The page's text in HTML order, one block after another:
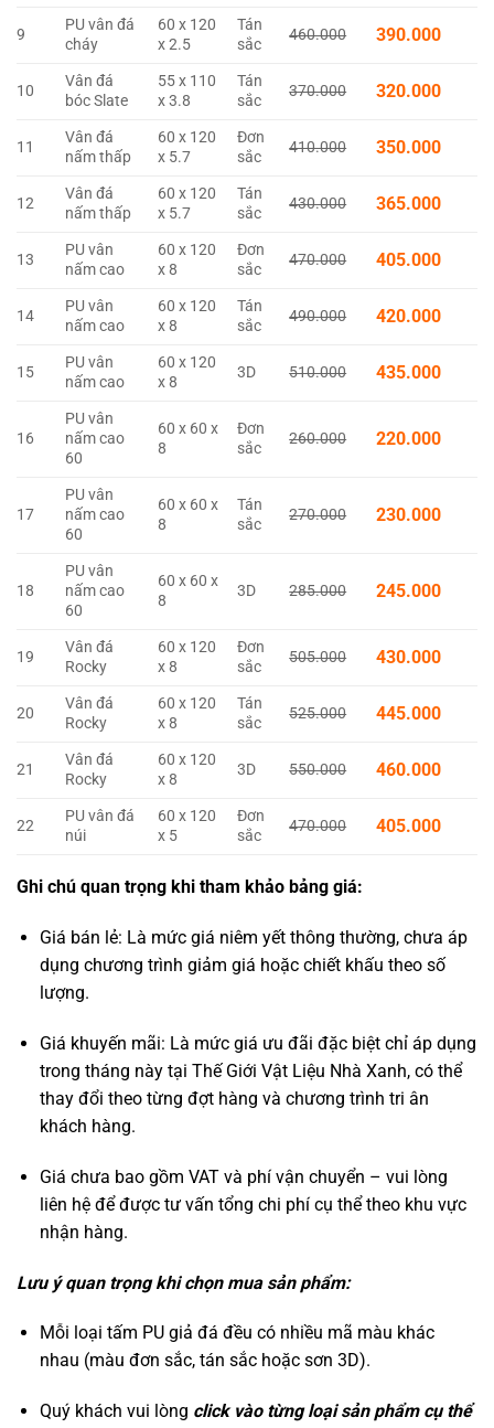
9
PU vân đá
cháy
60 x 120
x 2.5
Tán
sắc
460.000 390.000
10
Vân đá
bóc Slate
55 x 110
x 3.8
Tán
sắc
370.000 320.000
11
Vân đá
nấm thấp
60 x 120
x 5.7
Đơn
sắc
410.000 350.000
12
Vân đá
nấm thấp
60 x 120
x 5.7
Tán
sắc
430.000 365.000
13
PU vân
nấm cao
60 x 120
x 8
Đơn
sắc
470.000 405.000
14
PU vân
nấm cao
60 x 120
x 8
Tán
sắc
490.000 420.000
15
PU vân
nấm cao
60 x 120
x 8
3D 510.000 435.000
16
PU vân
nấm cao
60
60 x 60 x
8
Đơn
sắc
260.000 220.000
17
PU vân
nấm cao
60
60 x 60 x
8
Tán
sắc
270.000 230.000
18
PU vân
nấm cao
60
60 x 60 x
8
3D 285.000 245.000
19
Vân đá
Rocky
60 x 120
x 8
Đơn
sắc
505.000 430.000
20
Vân đá
Rocky
60 x 120
x 8
Tán
sắc
525.000 445.000
21
Vân đá
Rocky
60 x 120
x 8
3D 550.000 460.000
22
PU vân đá
núi
60 x 120
x 5
Đơn
sắc
470.000 405.000
Ghi chú quan trọng khi tham khảo bảng giá:
Giá bán lẻ: Là mức giá niêm yết thông thường, chưa áp
dụng chương trình giảm giá hoặc chiết khấu theo số
lượng.
Giá khuyến mãi: Là mức giá ưu đãi đặc biệt chỉ áp dụng
trong tháng này tại Thế Giới Vật Liệu Nhà Xanh, có thể
thay đổi theo từng đợt hàng và chương trình tri ân
khách hàng.
Giá chưa bao gồm VAT và phí vận chuyển – vui lòng
liên hệ để được tư vấn tổng chi phí cụ thể theo khu vực
nhận hàng.
Lưu ý quan trọng khi chọn mua sản phẩm:
Mỗi loại tấm PU giả đá đều có nhiều mã màu khác
nhau (màu đơn sắc, tán sắc hoặc sơn 3D).
Quý khách vui lòng click vào từng loại sản phẩm cụ thể